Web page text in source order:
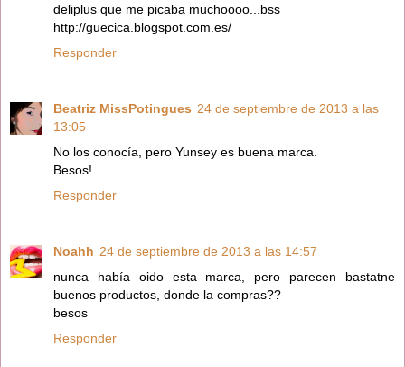
deliplus que me picaba muchoooo...bss
http://guecica.blogspot.com.es/
Responder
Beatriz MissPotingues 24 de septiembre de 2013 a las
13:05
No los conocía, pero Yunsey es buena marca.
Besos!
Responder
Noahh 24 de septiembre de 2013 a las 14:57
nunca había oido esta marca, pero parecen bastatne
buenos productos, donde la compras??
besos
Responder